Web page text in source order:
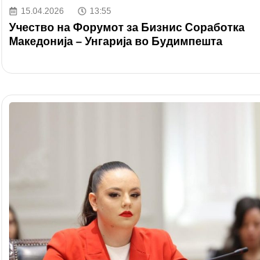
15.04.2026 13:55
Учество на Форумот за Бизнис Соработка
Македонија – Унгарија во Будимпешта